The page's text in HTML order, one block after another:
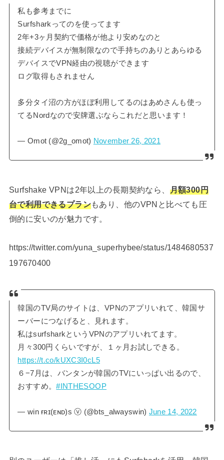
私も参考までに
Surfsharkってのを使ってます
2年+3ヶ月契約で価格が他より安めなのと
接続デバイスが無制限なので手持ちのありとあらゆる
デバイスでVPN経由の視聴ができます
ログ取得もされません
多分タイ沼の方がほぼ利用してるのはあめさんも使っ
てるNordなので安牌選ぶならこれだと思います！
— Omot (@2g_omot) November 26, 2021
Surfshake VPNは2年以上の長期契約なら、 月額300円
台で利用できるプランもあり、他のVPNと比べても圧
倒的に安いのが魅力です。
https://twitter.com/yuna_superhybee/status/1484680537
197670400
韓国のTV局のサイトは、VPNのアプリいれて、韓国サ
ーバーにつなげると、見れます。
私はsurfsharkというVPNのアプリいれてます。
月々300円くらいですが、１ヶ月お試しできる。
https://t.co/kUXC3I0cL5
６−7月は、バンタンが韓国のTVにいっぱい出るので、
おすすめ。#INTHESOOP
— win ғʀɪ(ᴇɴᴅ)s ⓥ (@bts_alwayswin) June 14, 2022